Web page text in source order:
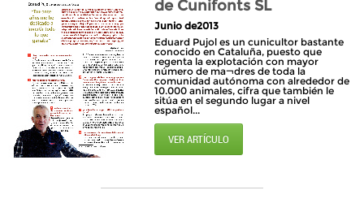
de Cunifonts SL
Junio de2013
Eduard Pujol es un cunicultor bastante
conocido en Cataluña, puesto que
regenta la explotación con mayor
número de ma¬dres de toda la
comunidad autónoma con alrededor de
10.000 animales, cifra que también le
sitúa en el segundo lugar a nivel
español...
VER ARTÍCULO